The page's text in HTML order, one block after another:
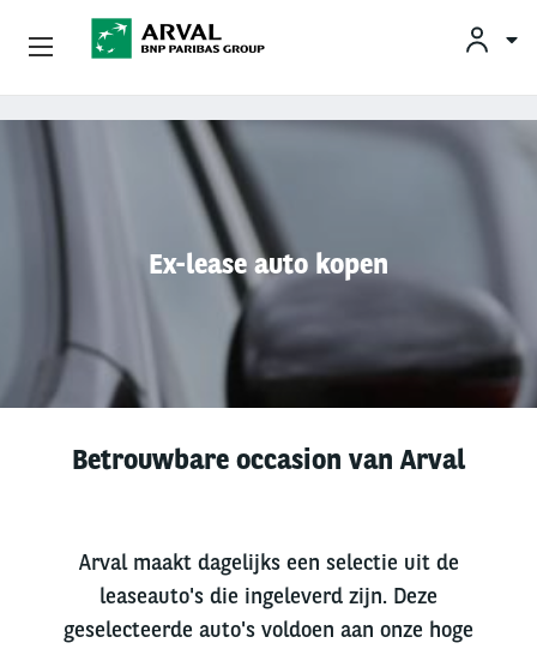
Overslaan en naar de inhoud gaan
Ex-lease auto kopen
Betrouwbare occasion van Arval
Arval maakt dagelijks een selectie uit de
leaseauto's die ingeleverd zijn. Deze
geselecteerde auto's voldoen aan onze hoge
Zakelijk Leasen
Klantenservice